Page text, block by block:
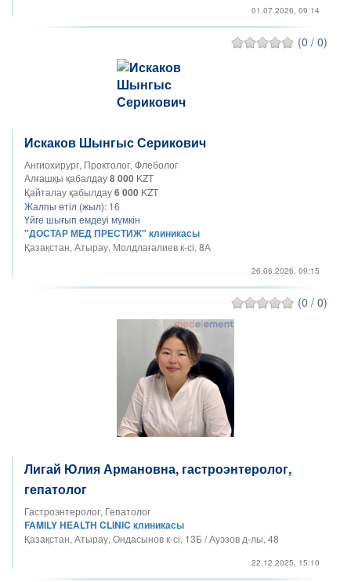
01.07.2026, 09:14
(0 / 0)
Искаков Шынгыс Серикович
Ангиохирург, Проктолог, Флеболог
Алғашқы қабалдау8 000 KZT
Қайталау қабылдау6 000 KZT
Жалпы өтіл (жыл): 16
Үйге шығып емдеуі мүмкін
"ДОСТАР МЕД ПРЕСТИЖ" клиникасы
Қазақстан, Атырау, Молдлағалиев к-сі, 8А
26.06.2026, 09:15
(0 / 0)
Лигай Юлия Армановна, гастроэнтеролог,
гепатолог
Гастроэнтеролог, Гепатолог
FAMILY HEALTH CLINIC клиникасы
Қазақстан, Атырау, Ондасынов к-сі, 13Б / Ауэзов д-лы, 48
22.12.2025, 15:10